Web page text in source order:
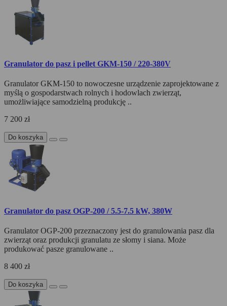
Granulator do pasz i pellet GKM-150 / 220-380V
Granulator GKM-150 to nowoczesne urządzenie zaprojektowane z
myślą o gospodarstwach rolnych i hodowlach zwierząt,
umożliwiające samodzielną produkcję ..
7 200 zł
Do koszyka
Granulator do pasz OGP-200 / 5.5-7.5 kW, 380W
Granulator OGP-200 przeznaczony jest do granulowania pasz dla
zwierząt oraz produkcji granulatu ze słomy i siana. Może
produkować pasze granulowane ..
8 400 zł
Do koszyka